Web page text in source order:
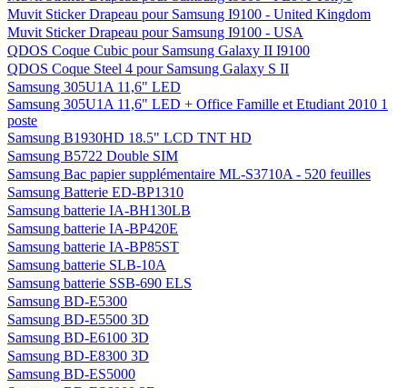
Muvit Sticker Drapeau pour Samsung I9100 - United Kingdom
Muvit Sticker Drapeau pour Samsung I9100 - USA
QDOS Coque Cubic pour Samsung Galaxy II I9100
QDOS Coque Steel 4 pour Samsung Galaxy S II
Samsung 305U1A 11,6" LED
Samsung 305U1A 11,6" LED + Office Famille et Etudiant 2010 1
poste
Samsung B1930HD 18.5" LCD TNT HD
Samsung B5722 Double SIM
Samsung Bac papier supplémentaire ML-S3710A - 520 feuilles
Samsung Batterie ED-BP1310
Samsung batterie IA-BH130LB
Samsung batterie IA-BP420E
Samsung batterie IA-BP85ST
Samsung batterie SLB-10A
Samsung batterie SSB-690 ELS
Samsung BD-E5300
Samsung BD-E5500 3D
Samsung BD-E6100 3D
Samsung BD-E8300 3D
Samsung BD-ES5000